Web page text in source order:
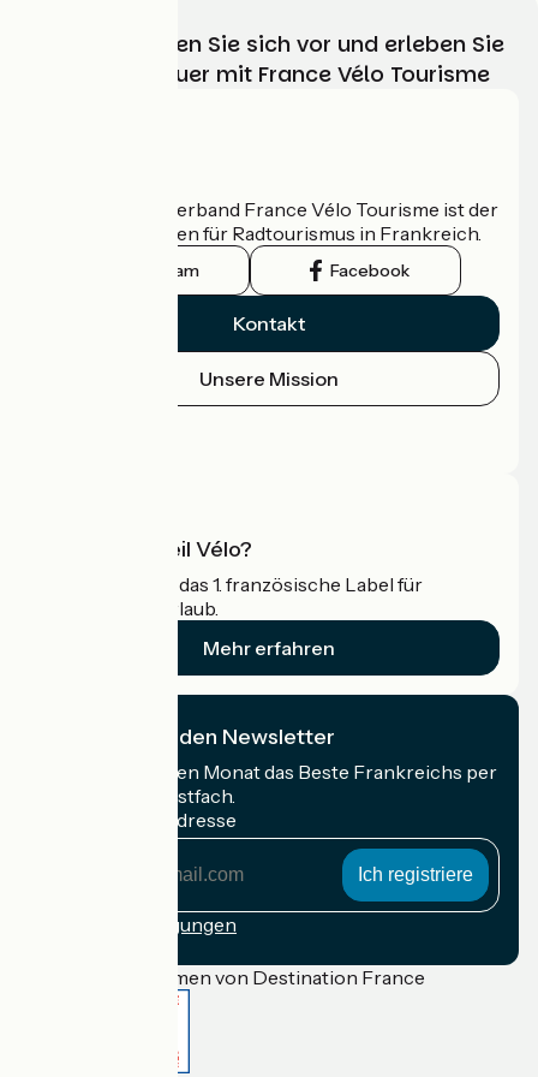
Wählen, bereiten Sie sich vor und erleben Sie
Ihr Radabenteuer mit France Vélo Tourisme
Der nationale Verband France Vélo Tourisme ist der
offizielle Leitfaden für Radtourismus in Frankreich.
Instagram Facebook
Kontakt
Unsere Mission
Was ist Accueil Vélo?
Accueil Vélo ist das 1. französische Label für
Radfahrer im Urlaub.
Mehr erfahren
Ich abonniere den Newsletter
Erhalten Sie jeden Monat das Beste Frankreichs per
Rad in Ihrem Postfach.
Meine E-Mail-Adresse
Anmeldebedingungen
Gefördert im Rahmen von Destination France